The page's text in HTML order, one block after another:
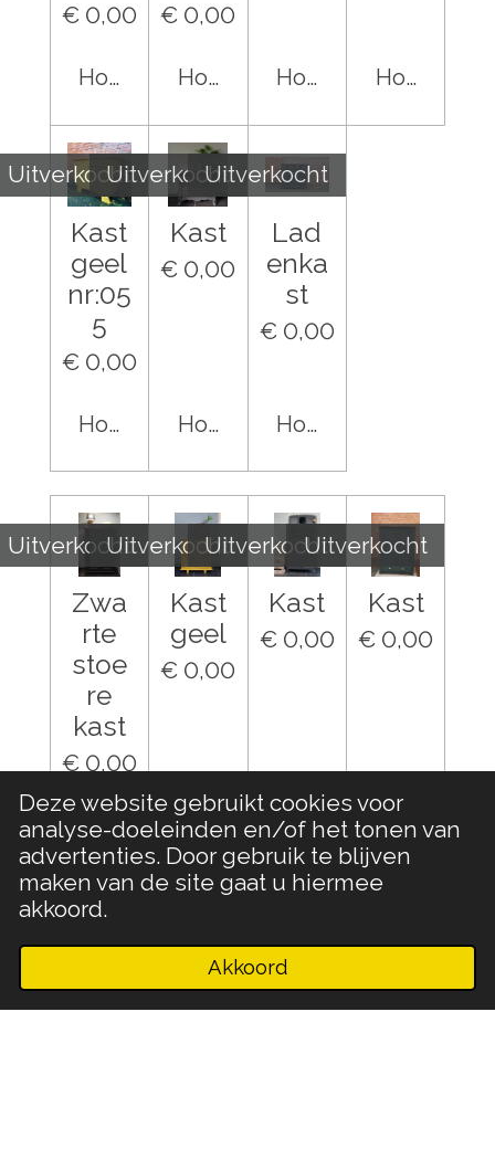
Deze website gebruikt cookies voor
analyse-doeleinden en/of het tonen van
advertenties. Door gebruik te blijven
maken van de site gaat u hiermee
akkoord.
Akkoord
€ 0,00
Houd mij op de hoogte
€ 0,00
Houd mij op de hoogte
Houd mij op de
Houd mij
Uitverkocht
Kast
geel
nr:05
5
€ 0,00
Houd mij op de hoogte
Uitverkocht
Kast
€ 0,00
Houd mij op de hoogte
Uitverkocht
Lad
enka
st
€ 0,00
Houd mij op de
Uitverkocht
Zwa
rte
stoe
re
kast
€ 0,00
Houd mij op de hoogte
Uitverkocht
Kast
geel
€ 0,00
Houd mij op de hoogte
Uitverkocht
Kast
€ 0,00
Houd mij op de
Uitverkocht
Kast
€ 0,00
Houd mij